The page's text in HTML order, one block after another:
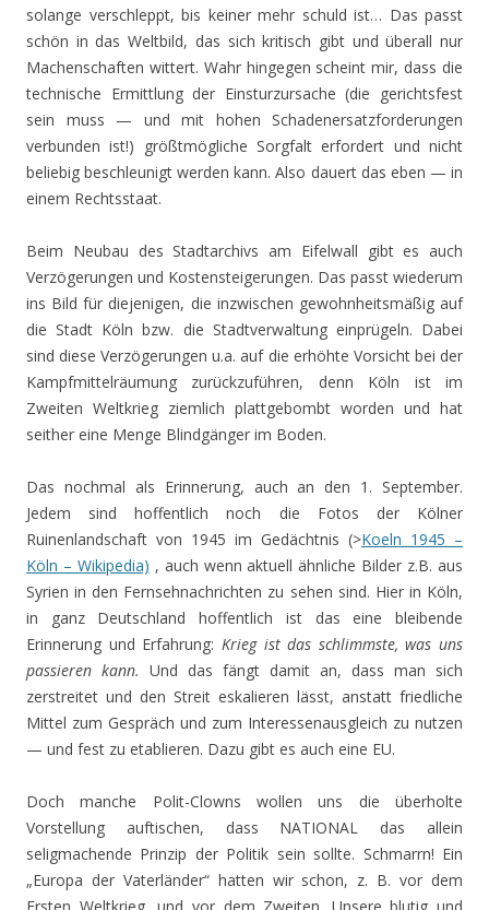
solange verschleppt, bis keiner mehr schuld ist… Das passt
schön in das Weltbild, das sich kritisch gibt und überall nur
Machenschaften wittert. Wahr hingegen scheint mir, dass die
technische Ermittlung der Einsturzursache (die gerichtsfest
sein muss — und mit hohen Schadenersatzforderungen
verbunden ist!) größtmögliche Sorgfalt erfordert und nicht
beliebig beschleunigt werden kann. Also dauert das eben — in
einem Rechtsstaat.
Beim Neubau des Stadtarchivs am Eifelwall gibt es auch
Verzögerungen und Kostensteigerungen. Das passt wiederum
ins Bild für diejenigen, die inzwischen gewohnheitsmäßig auf
die Stadt Köln bzw. die Stadtverwaltung einprügeln. Dabei
sind diese Verzögerungen u.a. auf die erhöhte Vorsicht bei der
Kampfmittelräumung zurückzuführen, denn Köln ist im
Zweiten Weltkrieg ziemlich plattgebombt worden und hat
seither eine Menge Blindgänger im Boden.
Das nochmal als Erinnerung, auch an den 1. September.
Jedem sind hoffentlich noch die Fotos der Kölner
Ruinenlandschaft von 1945 im Gedächtnis (>Koeln 1945 –
Köln – Wikipedia) , auch wenn aktuell ähnliche Bilder z.B. aus
Syrien in den Fernsehnachrichten zu sehen sind. Hier in Köln,
in ganz Deutschland hoffentlich ist das eine bleibende
Erinnerung und Erfahrung: Krieg ist das schlimmste, was uns
passieren kann. Und das fängt damit an, dass man sich
zerstreitet und den Streit eskalieren lässt, anstatt friedliche
Mittel zum Gespräch und zum Interessenausgleich zu nutzen
— und fest zu etablieren. Dazu gibt es auch eine EU.
Doch manche Polit-Clowns wollen uns die überholte
Vorstellung auftischen, dass NATIONAL das allein
seligmachende Prinzip der Politik sein sollte. Schmarrn! Ein
„Europa der Vaterländer“ hatten wir schon, z. B. vor dem